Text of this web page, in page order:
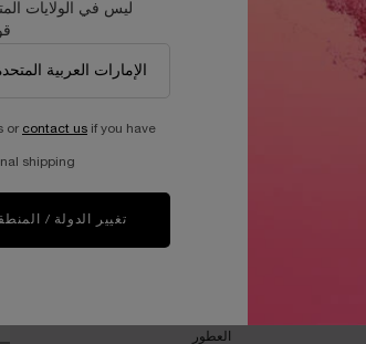
العطور​
ليس في الولايات
or contact us if you have
shipping.
تغيير الدولة /